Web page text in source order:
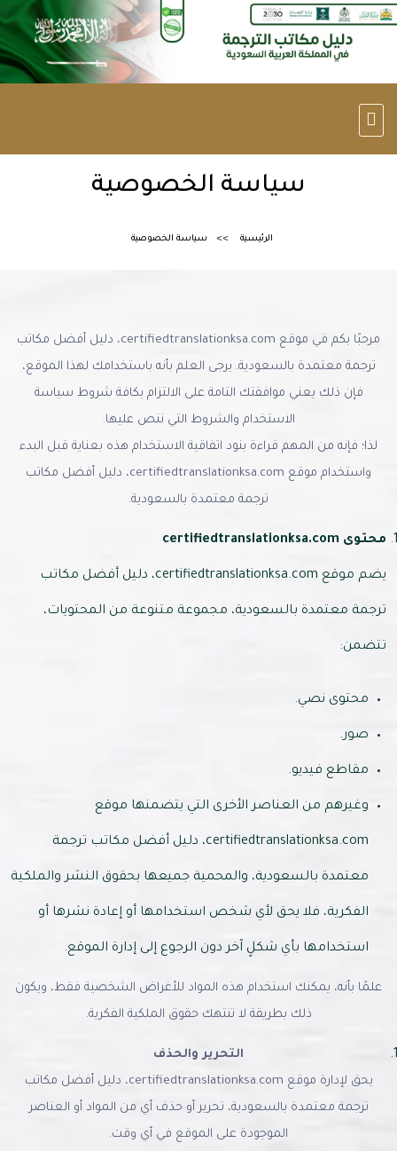
سياسة الخصوصية
الرئيسية سياسة الخصوصية
مرحبًا بكم في موقع certifiedtranslationksa.com، دليل أفضل مكاتب
ترجمة معتمدة بالسعودية. يرجى العلم بأنه باستخدامك لهذا الموقع،
فإن ذلك يعني موافقتك التامة على الالتزام بكافة شروط سياسة
الاستخدام والشروط التي ننص عليها.
لذا؛ فإنه من المهم قراءة بنود اتفاقية الاستخدام هذه بعناية قبل البدء
واستخدام موقع certifiedtranslationksa.com، دليل أفضل مكاتب
ترجمة معتمدة بالسعودية.
محتوى certifiedtranslationksa.com
يضم موقع certifiedtranslationksa.com، دليل أفضل مكاتب
ترجمة معتمدة بالسعودية، مجموعة متنوعة من المحتويات،
تتضمن:
محتوى نصي.
صور.
مقاطع فيديو.
وغيرهم من العناصر الأخرى التي يتضمنها موقع
certifiedtranslationksa.com، دليل أفضل مكاتب ترجمة
معتمدة بالسعودية، والمحمية جميعها بحقوق النشر والملكية
الفكرية، فلا يحق لأي شخص استخدامها أو إعادة نشرها أو
استخدامها بأي شكلٍ آخر دون الرجوع إلى إدارة الموقع.
علمًا بأنه، يمكنك استخدام هذه المواد للأغراض الشخصية فقط، ويكون
ذلك بطريقة لا تنتهك حقوق الملكية الفكرية.
التحرير والحذف
يحق لإدارة موقع certifiedtranslationksa.com، دليل أفضل مكاتب
ترجمة معتمدة بالسعودية، تحرير أو حذف أي من المواد أو العناصر
الموجودة على الموقع في أي وقت.